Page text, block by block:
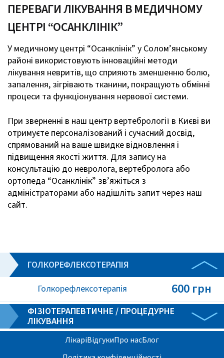
ПЕРЕВАГИ ЛІКУВАННЯ В МЕДИЧНОМУ
ЦЕНТРІ “ОСАНКЛІНІК”
У медичному центрі “Осанклінік” у Солом’янському
районі використовують інноваційні методи
лікування невритів, що сприяють зменшенню болю,
запалення, зігрівають тканини, покращують обмінні
процеси та функціонування нервової системи.
При зверненні в наш центр вертебрології в Києві ви
отримуєте персоналізований і сучасний досвід,
спрямований на ваше швидке відновлення і
підвищення якості життя. Для запису на
консультацію до невролога, вертебролога або
ортопеда “Осанклінік” зв’яжіться з
адміністраторами або надішліть запит через наш
сайт.
ГОЛКОРЕФЛЕКСОТЕРАПІЯ
Голкорефлексотерапія
600 грн
ФІЗІОТЕРАПЕВТИЧНЕ / ПРОЦЕДУРНЕ
ЛІКУВАННЯ
ЛікаріВідгукиПро насБлог